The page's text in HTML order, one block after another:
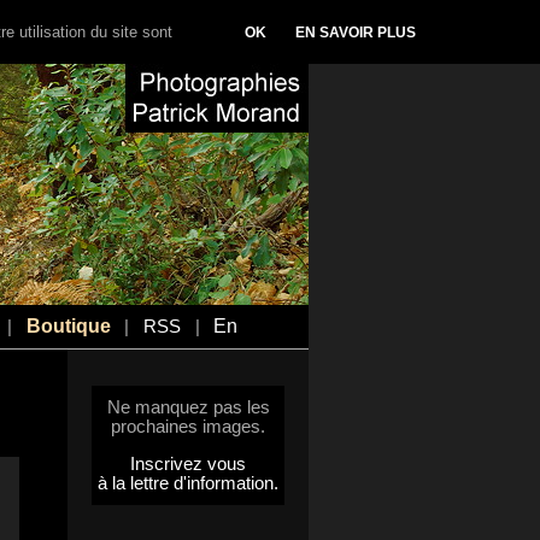
Boutique RSS En
Ne manquez pas les
prochaines images.
Inscrivez vous
à la lettre d'information.
utilisation du site sont OK EN SAVOIR PLUS